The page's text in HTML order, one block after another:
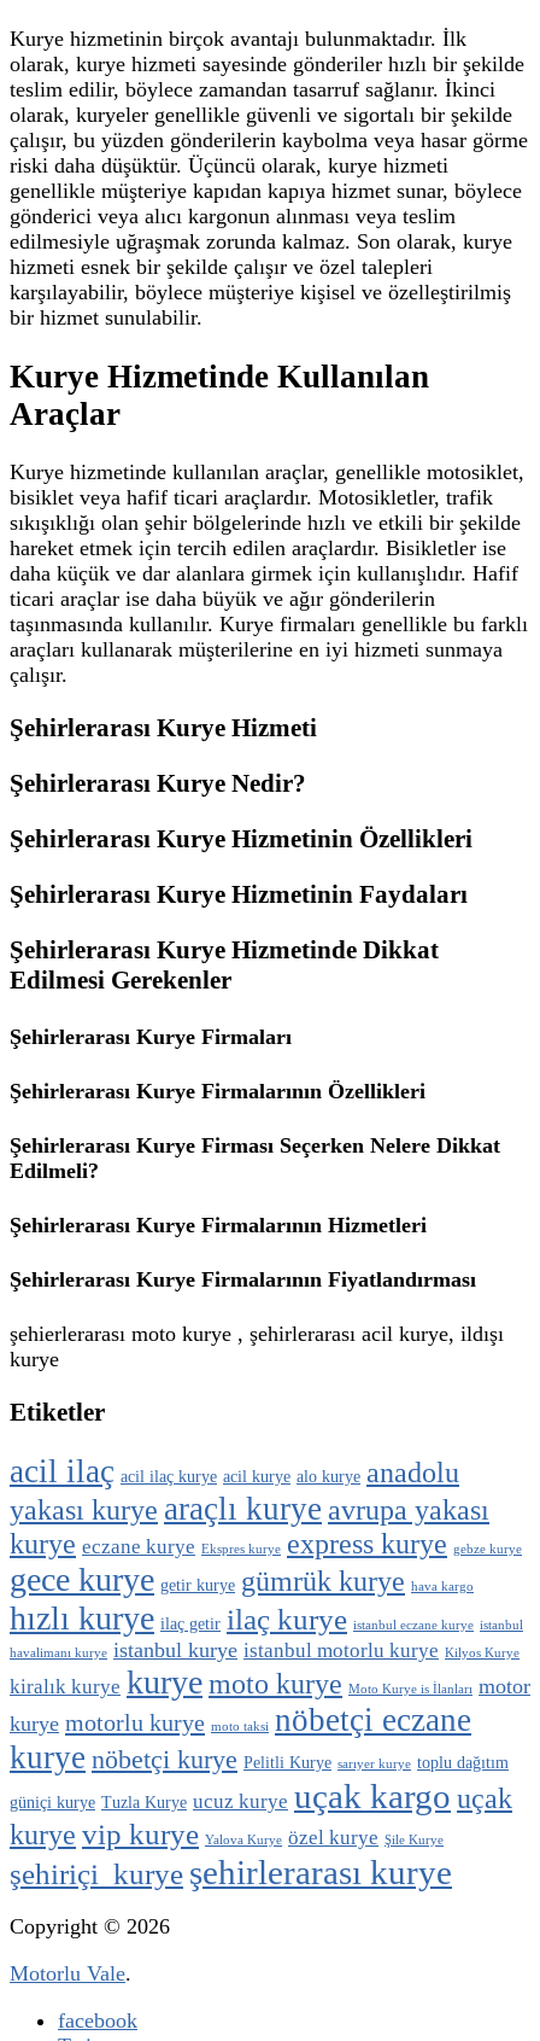
Kurye hizmetinin birçok avantajı bulunmaktadır. İlk
olarak, kurye hizmeti sayesinde gönderiler hızlı bir şekilde
teslim edilir, böylece zamandan tasarruf sağlanır. İkinci
olarak, kuryeler genellikle güvenli ve sigortalı bir şekilde
çalışır, bu yüzden gönderilerin kaybolma veya hasar görme
riski daha düşüktür. Üçüncü olarak, kurye hizmeti
genellikle müşteriye kapıdan kapıya hizmet sunar, böylece
gönderici veya alıcı kargonun alınması veya teslim
edilmesiyle uğraşmak zorunda kalmaz. Son olarak, kurye
hizmeti esnek bir şekilde çalışır ve özel talepleri
karşılayabilir, böylece müşteriye kişisel ve özelleştirilmiş
bir hizmet sunulabilir.
Kurye Hizmetinde Kullanılan
Araçlar
Kurye hizmetinde kullanılan araçlar, genellikle motosiklet,
bisiklet veya hafif ticari araçlardır. Motosikletler, trafik
sıkışıklığı olan şehir bölgelerinde hızlı ve etkili bir şekilde
hareket etmek için tercih edilen araçlardır. Bisikletler ise
daha küçük ve dar alanlara girmek için kullanışlıdır. Hafif
ticari araçlar ise daha büyük ve ağır gönderilerin
taşınmasında kullanılır. Kurye firmaları genellikle bu farklı
araçları kullanarak müşterilerine en iyi hizmeti sunmaya
çalışır.
Şehirlerarası Kurye Hizmeti
Şehirlerarası Kurye Nedir?
Şehirlerarası Kurye Hizmetinin Özellikleri
Şehirlerarası Kurye Hizmetinin Faydaları
Şehirlerarası Kurye Hizmetinde Dikkat
Edilmesi Gerekenler
Şehirlerarası Kurye Firmaları
Şehirlerarası Kurye Firmalarının Özellikleri
Şehirlerarası Kurye Firması Seçerken Nelere Dikkat
Edilmeli?
Şehirlerarası Kurye Firmalarının Hizmetleri
Şehirlerarası Kurye Firmalarının Fiyatlandırması
şehierlerarası moto kurye , şehirlerarası acil kurye, ildışı
kurye
Etiketler
acil ilaç acil ilaç kurye acil kurye alo kurye anadolu
yakası kurye araçlı kurye avrupa yakası
kurye eczane kurye Ekspres kurye express kurye gebze kurye
gece kurye getir kurye gümrük kurye hava kargo
hızlı kurye ilaç getir ilaç kurye istanbul eczane kurye istanbul
havalimanı kurye istanbul kurye istanbul motorlu kurye Kilyos Kurye
kiralık kurye kuryemoto kurye Moto Kurye is İlanları motor
kurye motorlu kurye moto taksi nöbetçi eczane
kurye nöbetçi kurye Pelitli Kurye sarıyer kurye toplu dağıtım
güniçi kurye Tuzla Kurye ucuz kurye uçak kargo uçak
kurye vip kurye Yalova Kurye özel kurye Şile Kurye
şehiriçi kurye şehirlerarası kurye
Copyright © 2026
Motorlu Vale.
facebook